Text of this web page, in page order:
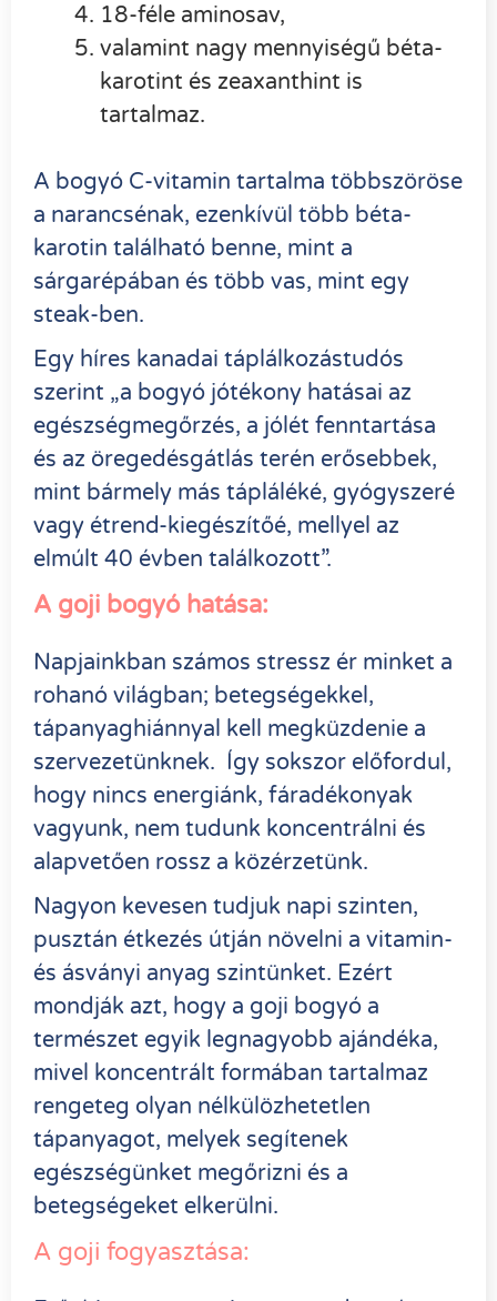
18-féle aminosav,
valamint nagy mennyiségű béta-
karotint és zeaxanthint is
tartalmaz.
A bogyó C-vitamin tartalma többszöröse
a narancsénak, ezenkívül több béta-
karotin található benne, mint a
sárgarépában és több vas, mint egy
steak-ben.
Egy híres kanadai táplálkozástudós
szerint „a bogyó jótékony hatásai az
egészségmegőrzés, a jólét fenntartása
és az öregedésgátlás terén erősebbek,
mint bármely más tápláléké, gyógyszeré
vagy étrend-kiegészítőé, mellyel az
elmúlt 40 évben találkozott”.
A goji bogyó hatása:
Napjainkban számos stressz ér minket a
rohanó világban; betegségekkel,
tápanyaghiánnyal kell megküzdenie a
szervezetünknek. Így sokszor előfordul,
hogy nincs energiánk, fáradékonyak
vagyunk, nem tudunk koncentrálni és
alapvetően rossz a közérzetünk.
Nagyon kevesen tudjuk napi szinten,
pusztán étkezés útján növelni a vitamin-
és ásványi anyag szintünket. Ezért
mondják azt, hogy a goji bogyó a
természet egyik legnagyobb ajándéka,
mivel koncentrált formában tartalmaz
rengeteg olyan nélkülözhetetlen
tápanyagot, melyek segítenek
egészségünket megőrizni és a
betegségeket elkerülni.
A goji fogyasztása: